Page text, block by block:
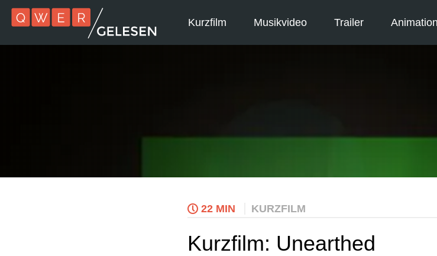
Kurzfilm Musikvideo Trailer Animation
22 MIN KURZFILM
Kurzfilm: Unearthed